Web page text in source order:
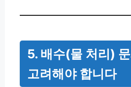
5. 배수(물 처리)
고려해야 합니다